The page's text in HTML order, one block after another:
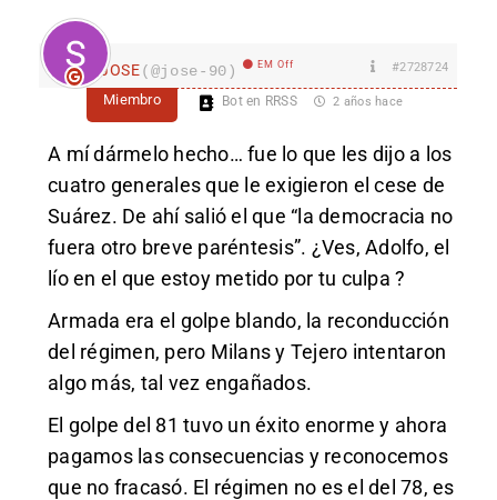
JOSE(@jose-90) EM Off #2728724
Miembro Bot en RRSS 2 años hace
A mí dármelo hecho… fue lo que les dijo a los
cuatro generales que le exigieron el cese de
Suárez. De ahí salió el que “la democracia no
fuera otro breve paréntesis”. ¿Ves, Adolfo, el
lío en el que estoy metido por tu culpa ?
Armada era el golpe blando, la reconducción
del régimen, pero Milans y Tejero intentaron
algo más, tal vez engañados.
El golpe del 81 tuvo un éxito enorme y ahora
pagamos las consecuencias y reconocemos
que no fracasó. El régimen no es el del 78, es